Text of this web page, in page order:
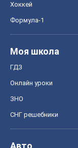
Хоккей
Формула-1
Моя школа
ГДЗ
Онлайн уроки
ЗНО
СНГ решебники
Авто